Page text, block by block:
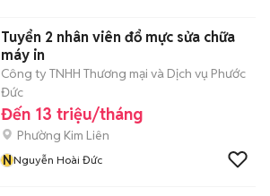
Tuyển 2 nhân viên đổ mực sửa chữa
máy in
Công ty TNHH Thương mại và Dịch vụ Phước
Đức
Đến 13 triệu/tháng
Phường Kim Liên
NNguyễn Hoài Đức